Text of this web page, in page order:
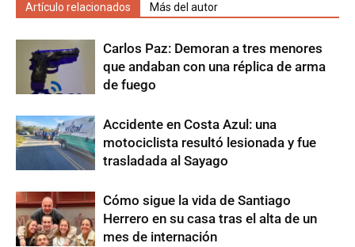
Artículo relacionados Más del autor
Carlos Paz: Demoran a tres menores
que andaban con una réplica de arma
de fuego
Accidente en Costa Azul: una
motociclista resultó lesionada y fue
trasladada al Sayago
Cómo sigue la vida de Santiago
Herrero en su casa tras el alta de un
mes de internación